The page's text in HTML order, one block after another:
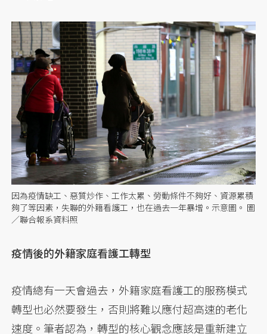
因為疫情缺工、惡質炒作、工作太累、勞動條件不夠好、資源累積
夠了等因素，失聯的外籍看護工，也在過去一年暴增。示意圖。 圖
／聯合報系資料照
疫情後的外籍家庭看護工轉型
疫情總有一天會過去，外籍家庭看護工的服務模式
轉型也必然要發生，否則將難以應付超高速的老化
速度。筆者認為，轉型的核心觀念應該是重新建立